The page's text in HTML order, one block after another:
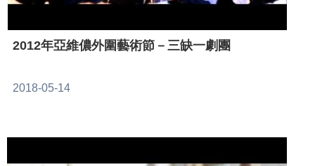
2012年亞維儂外圍藝術節－三缺一劇團
2018-05-14